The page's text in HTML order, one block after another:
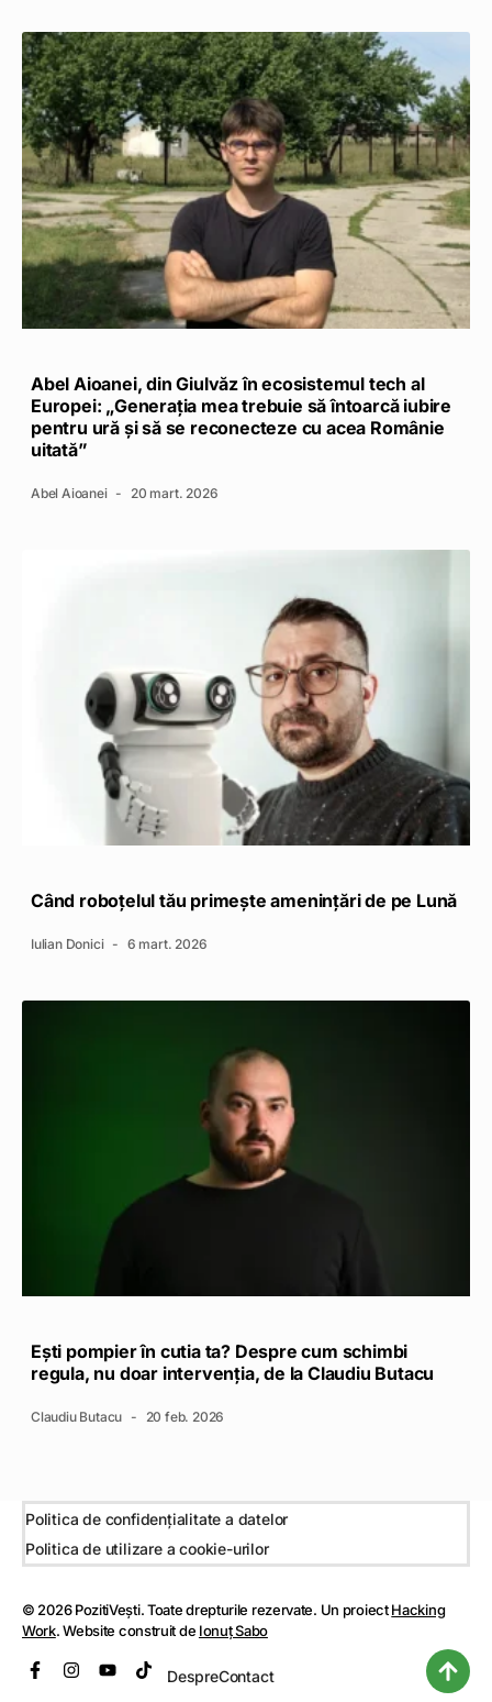
Abel Aioanei, din Giulvăz în ecosistemul tech al
Europei: „Generația mea trebuie să întoarcă iubire
pentru ură și să se reconecteze cu acea Românie
uitată”
Abel Aioanei 20 mart. 2026
Când roboțelul tău primește amenințări de pe Lună
Iulian Donici 6 mart. 2026
Ești pompier în cutia ta? Despre cum schimbi
regula, nu doar intervenția, de la Claudiu Butacu
Claudiu Butacu 20 feb. 2026
Politica de confidențialitate a datelor
Politica de utilizare a cookie-urilor
© 2026 PozitiVești. Toate drepturile rezervate. Un proiectHacking
Work. Website construit de Ionuț Sabo
DespreContact